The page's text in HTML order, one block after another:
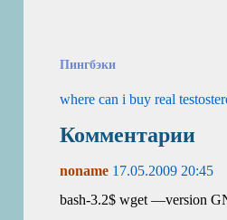
Пингбэки
where can i buy real
Комментарии
noname 17.05.2009 20:45
bash-3.2$ wget —version